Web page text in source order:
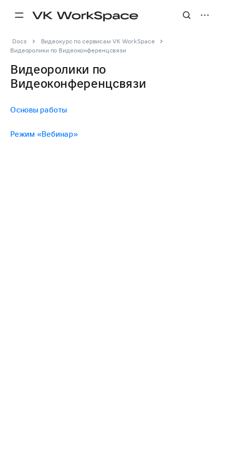
Docs
Видеокурс по сервисам VK WorkSpace
Видеоролики по Видеоконференцсвязи
Видеоролики по
Видеоконференцсвязи
Основы работы
Режим «Вебинар»